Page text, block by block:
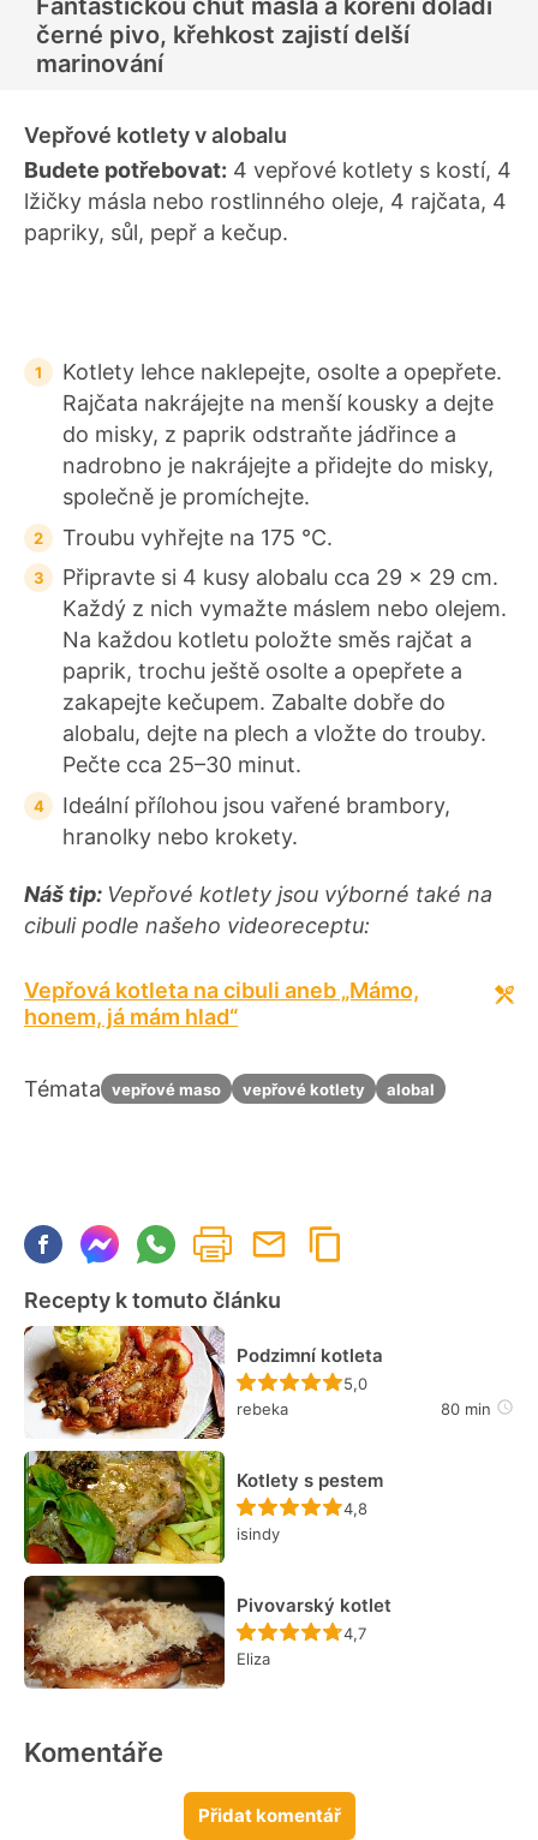
Fantastickou chuť másla a koření doladí
černé pivo, křehkost zajistí delší
marinování
Vepřové kotlety v alobalu
Budete potřebovat: 4 vepřové kotlety s kostí, 4
lžičky másla nebo rostlinného oleje, 4 rajčata, 4
papriky, sůl, pepř a kečup.
Kotlety lehce naklepejte, osolte a opepřete.
Rajčata nakrájejte na menší kousky a dejte
do misky, z paprik odstraňte jádřince a
nadrobno je nakrájejte a přidejte do misky,
společně je promíchejte.
Troubu vyhřejte na 175 °C.
Připravte si 4 kusy alobalu cca 29 x 29 cm.
Každý z nich vymažte máslem nebo olejem.
Na každou kotletu položte směs rajčat a
paprik, trochu ještě osolte a opepřete a
zakapejte kečupem. Zabalte dobře do
alobalu, dejte na plech a vložte do trouby.
Pečte cca 25–30 minut.
Ideální přílohou jsou vařené brambory,
hranolky nebo krokety.
Náš tip: Vepřové kotlety jsou výborné také na
cibuli podle našeho videoreceptu:
Vepřová kotleta na cibuli aneb „Mámo,
honem, já mám hlad“
Témata vepřové maso vepřové kotlety alobal
Recepty k tomuto článku
Podzimní kotleta
Recept ještě nebyl
5,0
rebeka
80 min
Kotlety s pestem
Recept ještě nebyl
4,8
isindy
Pivovarský kotlet
Recept ještě nebyl
4,7
Eliza
Komentáře
Přidat komentář